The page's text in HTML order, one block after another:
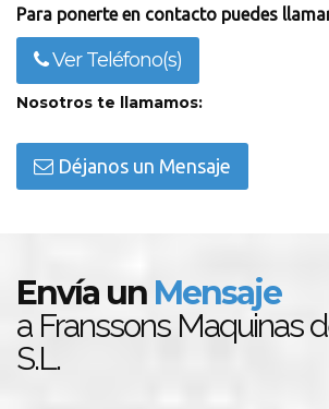
Para ponerte en contacto puedes
Ver Teléfono(s)
Nosotros te llamamos:
Déjanos un Mensaje
Envía un Mensaje
a Franssons Maquinas
S.L.